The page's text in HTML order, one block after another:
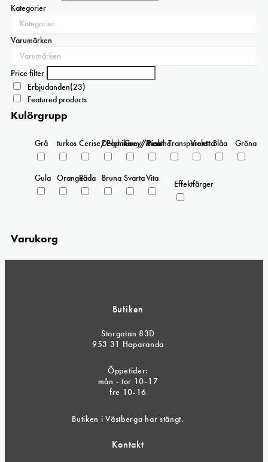
Kategorier
Varumärken
Price filter
Erbjudanden(23)
Featured products
Kulörgrupp
Grå turkos Cerise/Paprika
Delphinium/Menthe
Grey/Pink
Rosa Transparent
ViolettaBlåa Gröna
Gula OrangeaRöda Bruna SvartaVita
Effektfärger
Varukorg
Butiken
Storgatan 83D
953 31 Haparanda
Öppetider:
mån - tor 10-17
fre 10-16
Butiken i Västberga har stängt.
Kontakt